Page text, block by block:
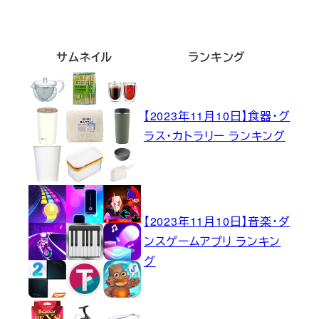
サムネイル ランキング
【2023年11月10日】食器・グ
ラス・カトラリー ランキング
【2023年11月10日】音楽・ダ
ンスゲームアプリ ランキン
グ